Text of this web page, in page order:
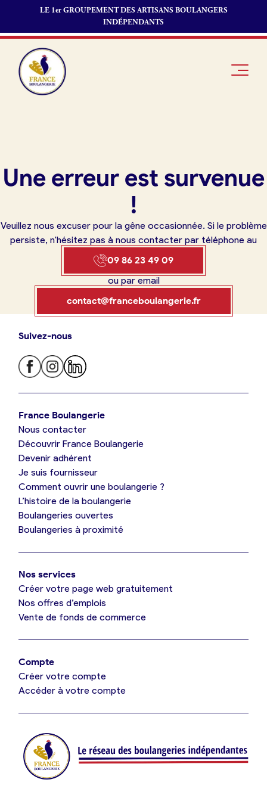
LE 1er GROUPEMENT DES ARTISANS BOULANGERS
INDÉPENDANTS
Je trouve ma boulangerie
Je suis boulanger
Je découvre France Boulangerie
Mes tarifs
Je référence ma boulangerie (gratuit)
Offres d’emploi
Je suis fournisseur
Je crée mon compte
boulanger
Boulangerie
Pourquoi
Je référence
ma
d’emploi
commerce
fournisseur
Une erreur est survenue
!
Veuillez nous excuser pour la gêne occasionnée. Si le problème
persiste, n'hésitez pas à nous contacter par téléphone au
09 86 23 49 09
09 86 23 49 09
Oui, appeler
Non, annuler
ou par email
contact@franceboulangerie.fr
Suivez-nous
France Boulangerie
Nous contacter
Découvrir France Boulangerie
Devenir adhérent
Je suis fournisseur
Comment ouvrir une boulangerie ?
L’histoire de la boulangerie
Boulangeries ouvertes
Boulangeries à proximité
Nos services
Créer votre page web gratuitement
Nos offres d’emplois
Vente de fonds de commerce
Compte
Créer votre compte
Accéder à votre compte